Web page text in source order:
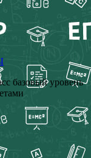
базовый уровень